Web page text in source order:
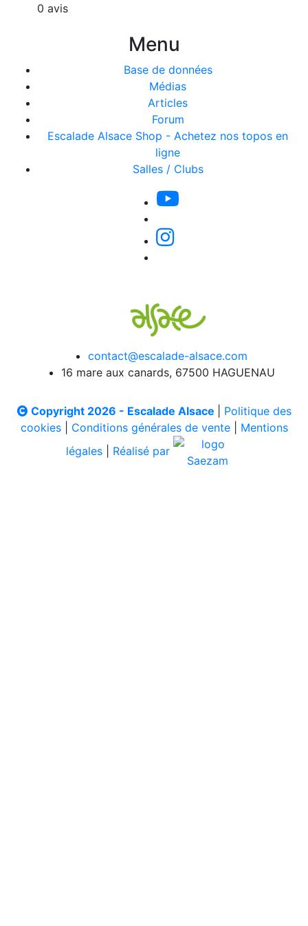
0 avis
Menu
Base de données
Médias
Articles
Forum
Escalade Alsace Shop - Achetez nos topos en
ligne
Salles / Clubs
contact@escalade-alsace.com
16 mare aux canards, 67500 HAGUENAU
Copyright 2026 - Escalade Alsace
Politique des
cookies| Conditions générales de vente| Mentions
légales
Réalisé par